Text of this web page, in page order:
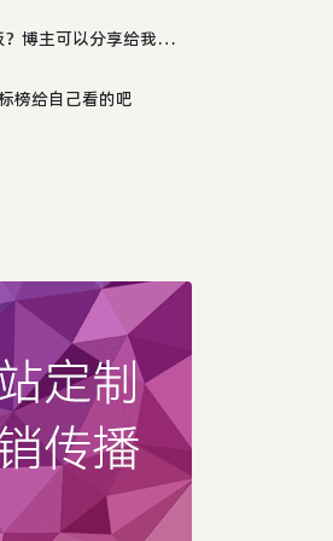
这是Sablog的模板？博主可以分享给我吗，谢谢
榜给自己看的吧